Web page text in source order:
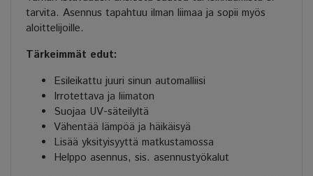
tarvita. Asennus tapahtuu ilman liimaa ja sopii myös
aloittelijoille.
Tärkeimmät edut:
Esileikattu juuri sinun automalliisi
Irrotettava ja liimaton
Suojaa UV-säteilyltä
Vähentää lämpöä ja häikäisyä
Lisää yksityisyyttä matkustamossa
Helppo asennus, sis. asennustyökalut